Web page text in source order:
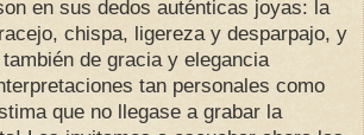
en sus dedos auténticas joyas: la
chispa, ligereza y desparpajo, y
de gracia y elegancia
tan personales como
que no llegase a grabar la